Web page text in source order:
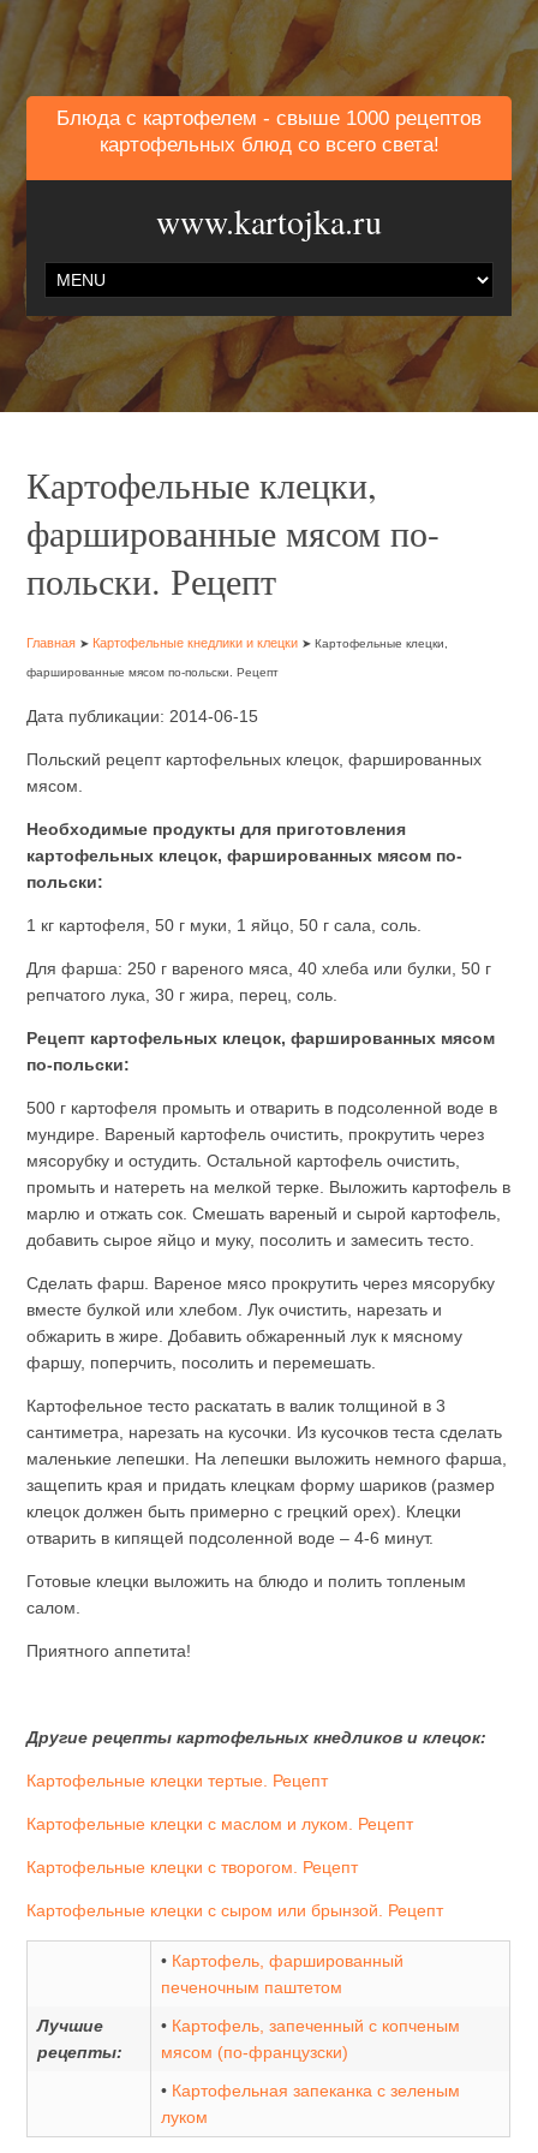
Блюда с картофелем - свыше 1000 рецептов
картофельных блюд со всего света!
www.kartojka.ru
Картофельные клецки,
фаршированные мясом по-
польски. Рецепт
Главная ➤ Картофельные кнедлики и клецки ➤ Картофельные клецки,
фаршированные мясом по-польски. Рецепт
Дата публикации: 2014-06-15
Польский рецепт картофельных клецок, фаршированных
мясом.
Необходимые продукты для приготовления
картофельных клецок, фаршированных мясом по-
польски:
1 кг картофеля, 50 г муки, 1 яйцо, 50 г сала, соль.
Для фарша: 250 г вареного мяса, 40 хлеба или булки, 50 г
репчатого лука, 30 г жира, перец, соль.
Рецепт картофельных клецок, фаршированных мясом
по-польски:
500 г картофеля промыть и отварить в подсоленной воде в
мундире. Вареный картофель очистить, прокрутить через
мясорубку и остудить. Остальной картофель очистить,
промыть и натереть на мелкой терке. Выложить картофель в
марлю и отжать сок. Смешать вареный и сырой картофель,
добавить сырое яйцо и муку, посолить и замесить тесто.
Сделать фарш. Вареное мясо прокрутить через мясорубку
вместе булкой или хлебом. Лук очистить, нарезать и
обжарить в жире. Добавить обжаренный лук к мясному
фаршу, поперчить, посолить и перемешать.
Картофельное тесто раскатать в валик толщиной в 3
сантиметра, нарезать на кусочки. Из кусочков теста сделать
маленькие лепешки. На лепешки выложить немного фарша,
защепить края и придать клецкам форму шариков (размер
клецок должен быть примерно с грецкий орех). Клецки
отварить в кипящей подсоленной воде – 4-6 минут.
Готовые клецки выложить на блюдо и полить топленым
салом.
Приятного аппетита!
Другие рецепты картофельных кнедликов и клецок:
Картофельные клецки тертые. Рецепт
Картофельные клецки с маслом и луком. Рецепт
Картофельные клецки с творогом. Рецепт
Картофельные клецки с сыром или брынзой. Рецепт
• Картофель, фаршированный
печеночным паштетом
Лучшие
рецепты:
• Картофель, запеченный с копченым
мясом (по-французски)
• Картофельная запеканка с зеленым
луком